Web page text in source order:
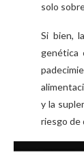
solo
Si bien,
genética
y la
riesgo de